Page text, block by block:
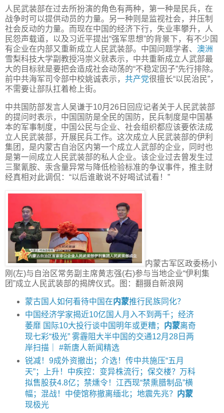
人民武装部在过去所扮演的角色有两种，第一种是民兵，在
战争时可以提供动员的力量。另一种则是监视社会，并压制
社会反动的力量。而现在中国的经济下行，失业率攀升，人
民怨声载道，以及习近平提出“强军思想”的背景下，有不少国
有企业在内部又重新成立人民武装部。中国问题学者、 澳洲
雪梨科技大学副教授冯崇义就表示，中共重新成立人武部最
大的目标就是要把会造成社会动荡的“不稳定因子”先行排除。
前中共海军司令部中校姚诚表示， 共产党很擅长“以民治民”，
不需要让部队扛着枪上街。
中共国防部发言人吴谦于10月26日回应记者关于人民武装部
的提问时表示，中国国防是全民的国防，民兵制度是中国基
本的军事制度，中国公民与企业、社会组织都应该要依法成
立人民武装部，开展民兵工作。这次成立人民武装部的伊利
集团，是内蒙古自治区内第一个成立人武部的企业，同时也
是第一间成立人民武装部的私人企业。该企业过去曾发生过
三聚氰胺、汞含量异常与降低检验标准的争议事件，推主财
经真相对此调侃：“以后谁敢说不好喝试试看！”
内蒙古军区政委杨小
刚(左)与自治区常务副主席黄志强(右)参与当地企业“伊利集
团”成立人民武装部的揭牌仪式。图：翻摄自新浪网
蒙古国人如何看待中国在内蒙推行民族同化？
中国经济学家揭近10亿国人月入不到两千；经济
萎靡 国际10大投行谈中国明年或更糟； 内蒙离奇
现七彩“极光” 雾霾阻大半中国的交通12月28日两
岸扫描｜ #新唐人新闻精选
锐减！9成外资撤出；介选！传中共施压“五月
天”；上升！中疾控：变异株流行；保交楼？万科
拟售股获4.8亿；禁燻令！江西现“禁熏腊制品”横
幅；混战！中使馆称撤离缅北；地震先兆？ 内蒙
现极光